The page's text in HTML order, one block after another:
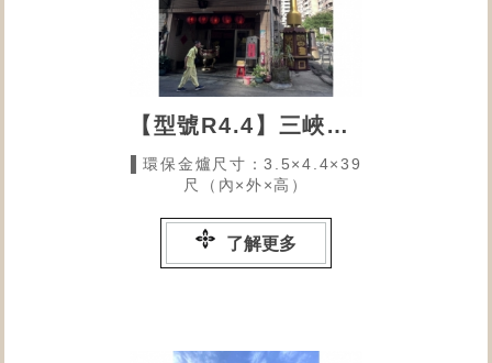
【型號R4.4】三峽玄門濟靈宮
▌環保金爐尺寸：3.5×4.4×39
尺（內×外×高）
了解更多